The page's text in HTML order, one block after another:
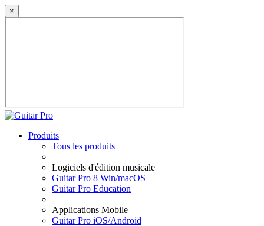
×
Produits
Tous les produits
Logiciels d'édition musicale
Guitar Pro 8 Win/macOS
Guitar Pro Education
Applications Mobile
Guitar Pro iOS/Android